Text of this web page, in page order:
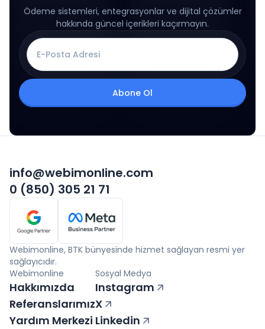
Ödeme sistemleri, entegrasyonlar ve dijital çözümler
hakkında güncel içerikleri kaçırmayın.
Abone Ol
info@webimonline.com
0 (850) 305 21 71
Webimonline, BTK bünyesinde hizmet sağlayan resmi yer
sağlayıcıdır.
Webimonline
Hakkımızda
Referanslarımız
Yardım Merkezi
Sosyal Medya
Instagram
X
Linkedin